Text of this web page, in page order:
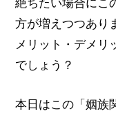
絶ちたい場合にこ
方が増えつつあり
メリット・デメリ
でしょう？
本日はこの「姻族